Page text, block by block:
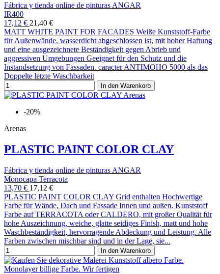
Fábrica y tienda online de pinturas ANGAR
IR400
17,12 € 21,40 €
MATT WHITE PAINT FOR FACADES Weiße Kunststoff-Farbe
für Außenwände, wasserdicht abgeschlossen ist, mit hoher Haftung
und eine ausgezeichnete Beständigkeit gegen Abrieb und
aggressiven Umgebungen Geeignet für den Schutz und die
Instandsetzung von Fassaden. caracter ANTIMOHO 5000 als das
Doppelte letzte Waschbarkeit
In den Warenkorb
-20%
Arenas
PLASTIC PAINT COLOR CLAY
Fábrica y tienda online de pinturas ANGAR
Monocapa Terracota
13,70 € 17,12 €
PLASTIC PAINT COLOR CLAY Grid enthalten Hochwertige
Farbe für Wände, Dach und Fassade Innen und außen. Kunststoff
Farbe auf TERRACOTA oder CALDERO, mit großer Qualität für
hohe Auszeichnung, weiche, glatte seidiges Finish, matt und hohe
Waschbeständigkeit, hervorragende Abdeckung und Leistung. Alle
Farben zwischen mischbar sind und in der Lage, sie...
In den Warenkorb